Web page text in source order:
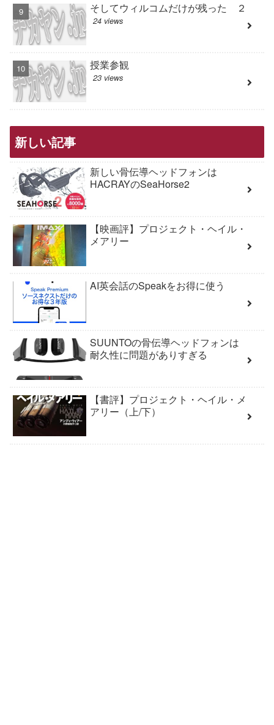
そしてウィルコムだけが残った ２
24 views
授業参観
23 views
新しい記事
新しい骨伝導ヘッドフォンは
HACRAYのSeaHorse2
【映画評】プロジェクト・ヘイル・
メアリー
AI英会話のSpeakをお得に使う
SUUNTOの骨伝導ヘッドフォンは
耐久性に問題がありすぎる
【書評】プロジェクト・ヘイル・メ
アリー（上/下）